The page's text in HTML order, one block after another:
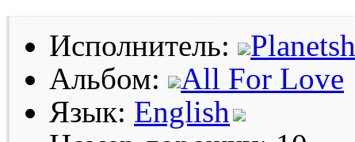
Исполнитель:
Альбом:
All For Love
Язык: English